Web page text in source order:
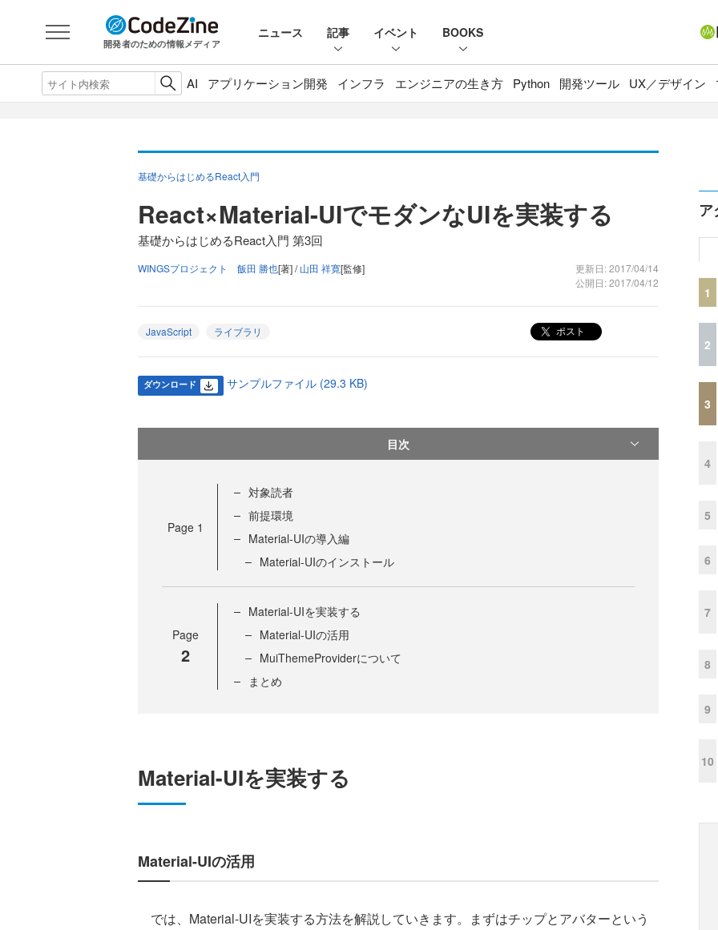
開発者のための情報メディア
ニュース 記事 イベント BOOKS
AI アプリケーション開発 インフラ エンジニアの生き方 Python 開発ツール UX／デザイン
基礎からはじめるReact入門
React×Material-UIでモダンなUIを実装する
基礎からはじめるReact入門 第3回
WINGSプロジェクト 飯田 勝也[著] /山田 祥寛[監修]
更新日: 2017/04/14
公開日: 2017/04/12
JavaScript ライブラリ ポスト
ダウンロード サンプルファイル (29.3 KB)
目次
Page 1
対象読者
前提環境
Material-UIの導入編
Material-UIのインストール
Page
2
Material-UIを実装する
Material-UIの活用
MuiThemeProviderについて
まとめ
Material-UIを実装する
Material-UIの活用
では、Material-UIを実装する方法を解説していきます。まずはチップとアバターという
ア
1
2
3
4
5
6
7
8
9
10